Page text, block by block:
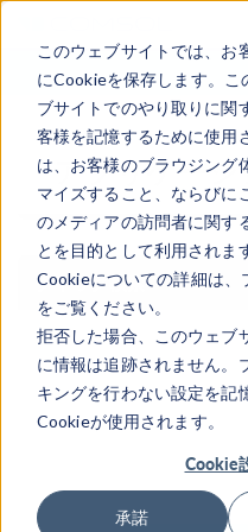
このウェブサイトでは、お
にCookieを保存します。こ
ブサイトでのやり取りに関
客様を記憶するために使用
は、お客様のブラウジング
マイズすること、ならびに
のメディアの訪問者に関す
とを目的として利用されま
Cookieについての詳細は、
をご覧ください。
拒否した場合、このウェブ
に情報は追跡されません。
キングを行わない設定を記
Cookieが使用されます。
Cookie
承諾
アプリケーシ
クイック検索
分野でフィルター